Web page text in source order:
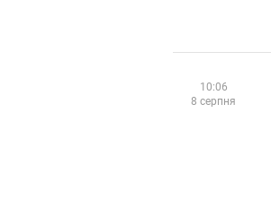
10:06
8 серпня